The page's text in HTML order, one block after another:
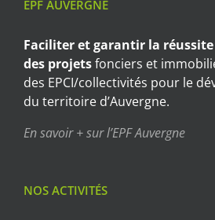
EPF AUVERGNE
Faciliter et garantir la réussite
des projetsfonciers et
des EPCI/collectivités pour le
du territoire d’Auvergne.
En savoir + sur l’EPF Auvergne
NOS ACTIVITÉS